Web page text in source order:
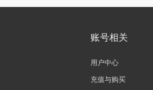
账号相关
用户中心
充值与购买